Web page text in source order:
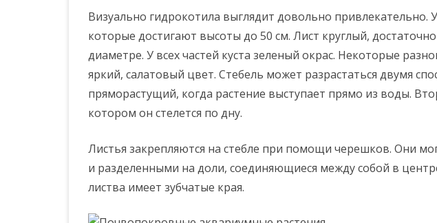
Визуально гидрокотила выглядит довольно привлекательно.
которые достигают высоты до 50 см. Лист круглый,
диаметре. У всех частей куста зеленый окрас. Некоторые
яркий, салатовый цвет. Стебель может разрастаться двумя
пряморастущий, когда растение выступает прямо из воды.
котором он стелется по дну.
Листья закрепляются на стебле при помощи черешков. Они
и разделенными на доли, соединяющиеся между собой в
листва имеет зубчатые края.